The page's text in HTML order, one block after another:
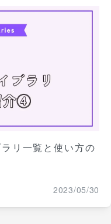
リ一覧と使い方の
2023/05/30